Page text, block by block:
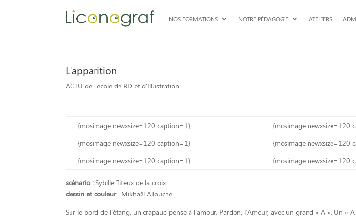
NOS FORMATIONS NOTRE PÉDAGOGIE ATELIERS
L’apparition
ACTU de l'ecole de BD et d'Illustration
{mosimage newxsize=120 caption=1}
{mosimage newxsize=120
{mosimage newxsize=120 caption=1}
{mosimage newxsize=120
{mosimage newxsize=120 caption=1}
{mosimage newxsize=120
scénario : Sybille Titeux de la croix
dessin et couleur : Mikhaël Allouche
Sur le bord de l’étang, un crapaud pense à l’amour. Pardon, l’Amour, avec un grand « A ». Un «